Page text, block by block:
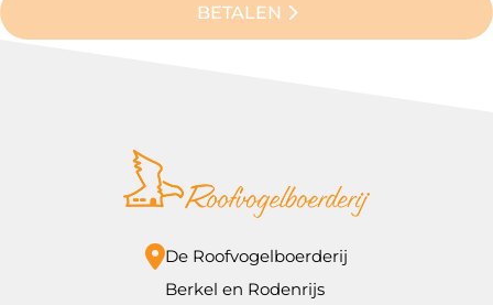
BETALEN
De Roofvogelboerderij
Berkel en Rodenrijs